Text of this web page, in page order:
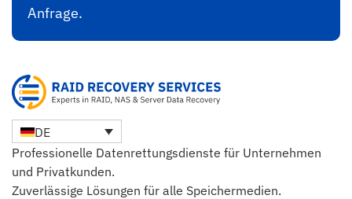
Anfrage.
DE
Professionelle Datenrettungsdienste für Unternehmen
und Privatkunden.
Zuverlässige Lösungen für alle Speichermedien.